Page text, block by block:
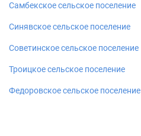
Самбекское сельское поселение
Синявское сельское поселение
Советинское сельское поселение
Троицкое сельское поселение
Федоровское сельское поселение